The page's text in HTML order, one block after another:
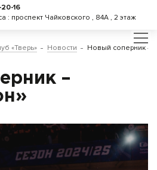
16
: проспект Чайковского , 84А , 2 этаж
«Тверь» Новости Новый соперник –
–